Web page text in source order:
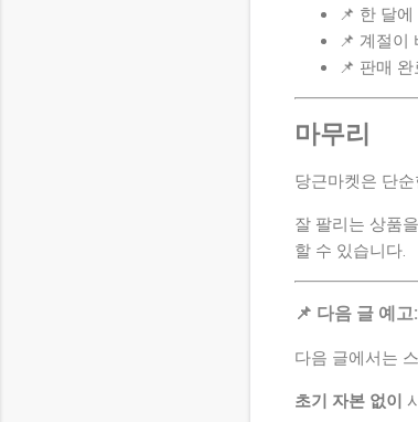
📌 한 달
📌 계절이
📌 판매
마무리
당근마켓은 단
잘 팔리는 상품
할 수 있습니다.
📌 다음 글 예고:
다음 글에서는
초기 자본 없이